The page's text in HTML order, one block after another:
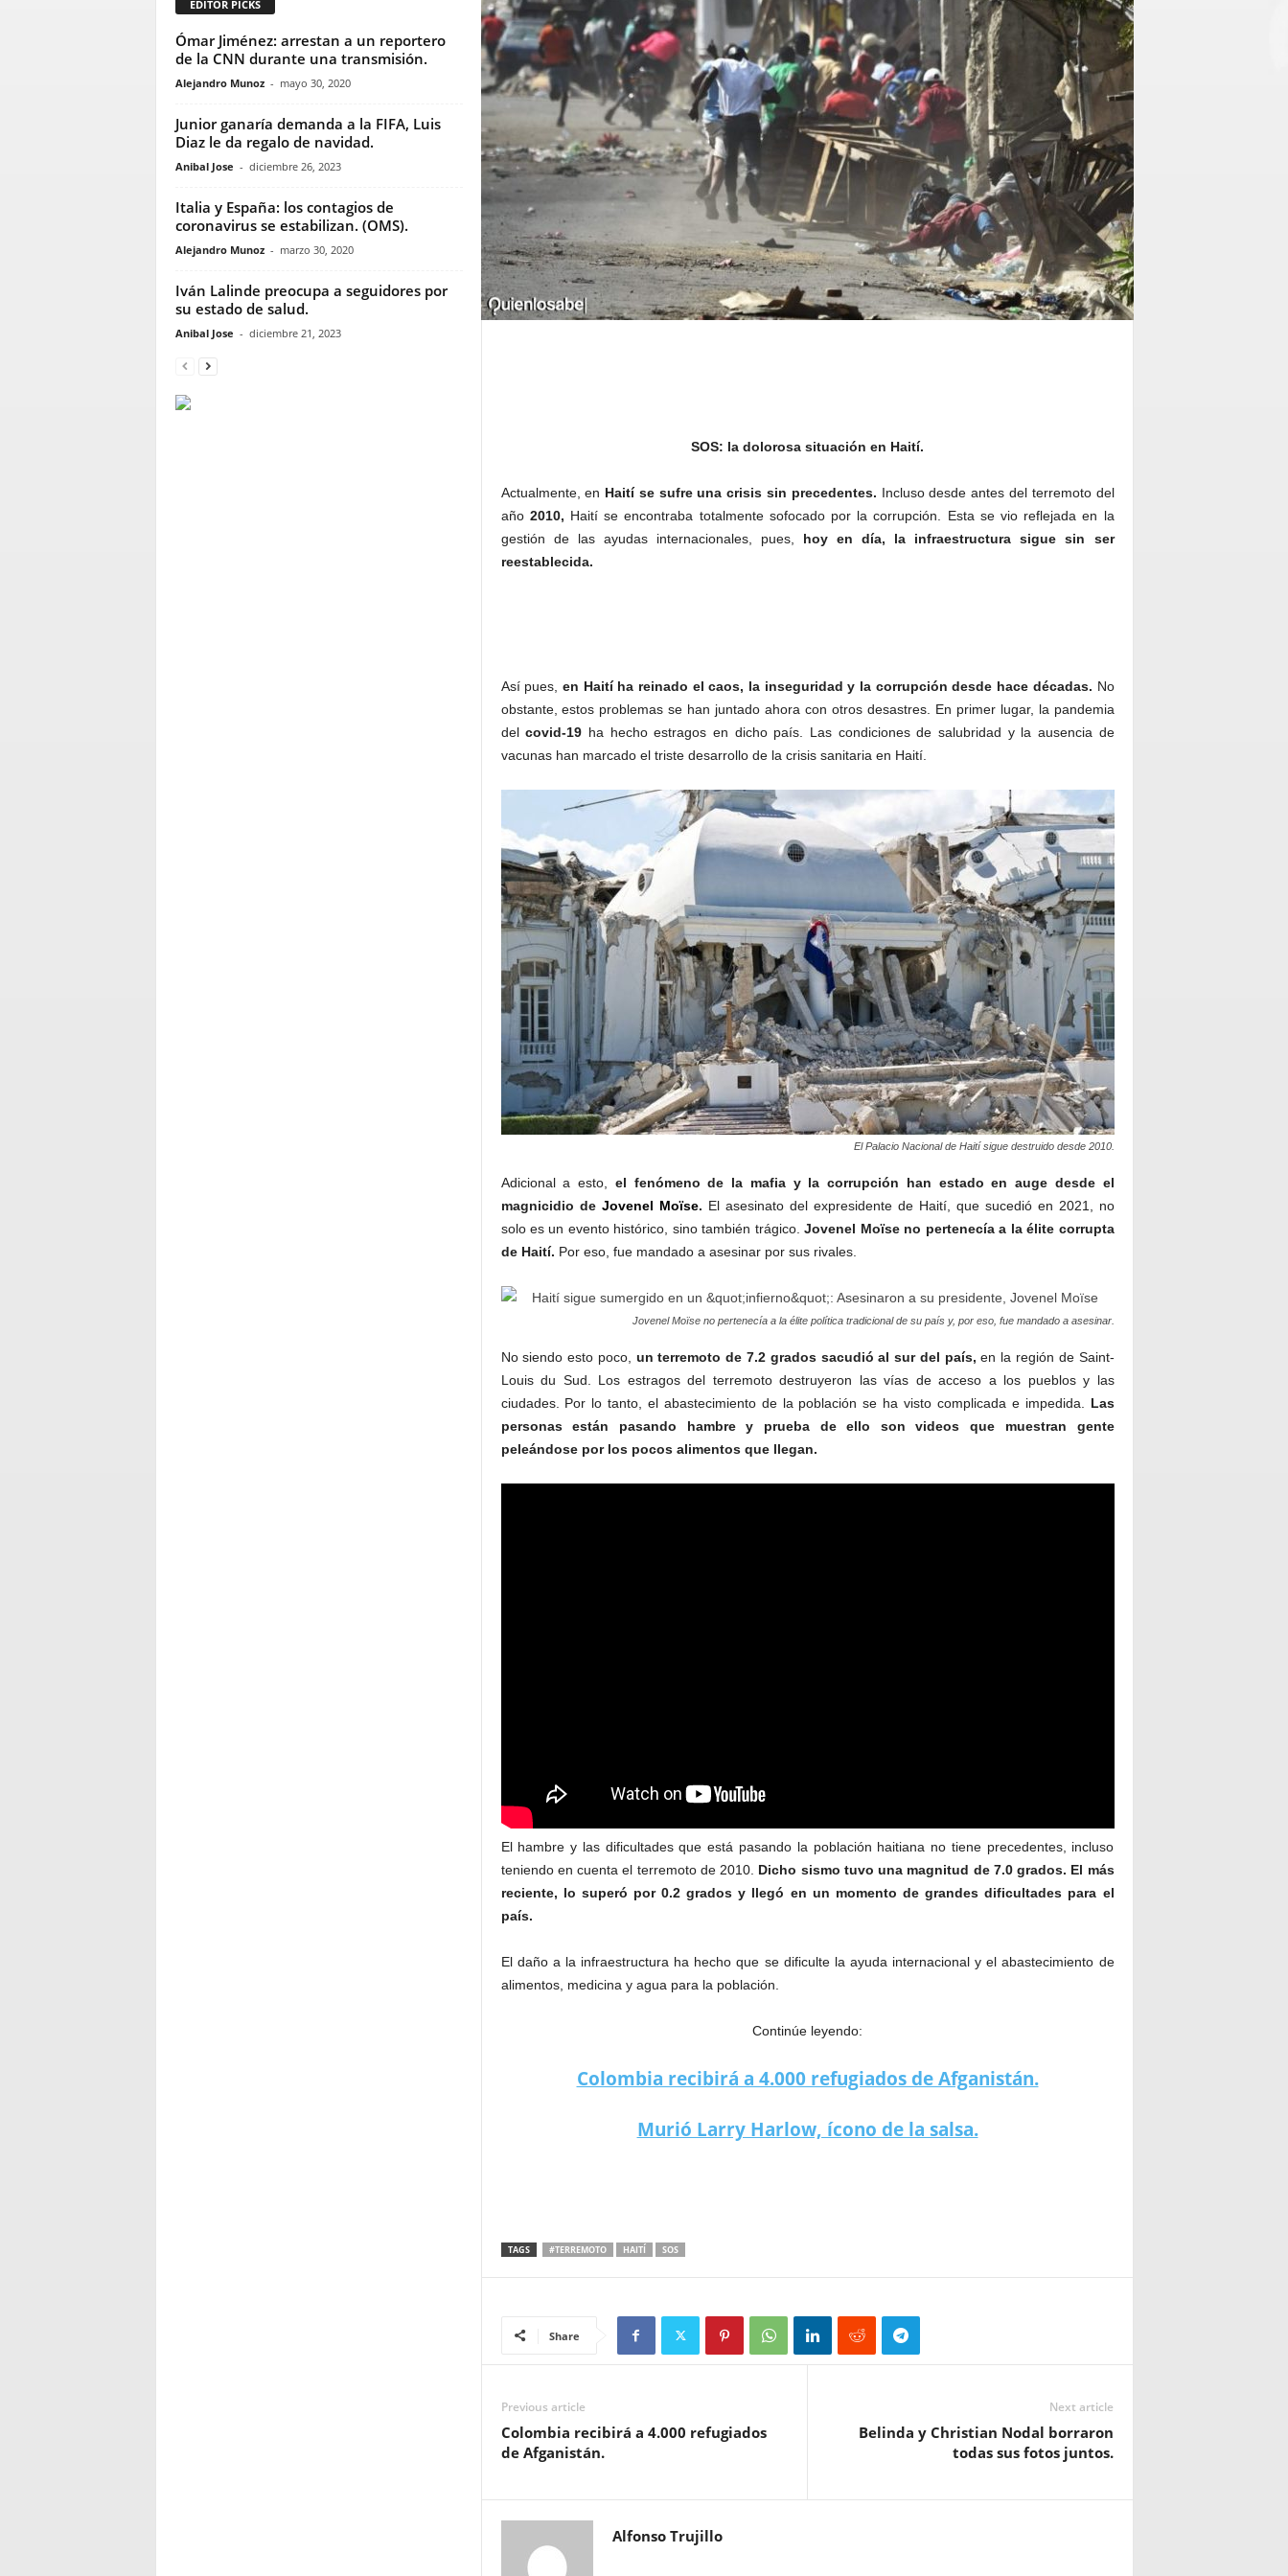
SOS: la dolorosa situación en Haití.
Actualmente, en Haití se sufre una crisis sin precedentes. Incluso desde antes del terremoto del
año 2010, Haití se encontraba totalmente sofocado por la corrupción. Esta se vio reflejada en la
gestión de las ayudas internacionales, pues,
hoy en día,
la infraestructura sigue sin ser
reestablecida.
Así pues, en Haití ha reinado el caos, la inseguridad y la corrupción desde hace décadas. No
obstante, estos problemas se han juntado ahora con otros desastres. En primer lugar, la pandemia
delcovid-19 ha hecho estragos en dicho país. Las condiciones de salubridad y la ausencia de
vacunas han marcado el triste desarrollo de la crisis sanitaria en Haití.
El Palacio Nacional de Haití sigue destruido desde 2010.
Adicional a esto, el fenómeno de la mafia y la corrupción han estado en auge desde el
magnicidio de Jovenel Moïse. El asesinato del expresidente de Haití, que sucedió en 2021, no
solo es un evento histórico, sino también trágico.Jovenel Moïse no pertenecía a la élite corrupta
de Haití. Por eso, fue mandado a asesinar por sus rivales.
Jovenel Moïse no pertenecía a la élite política tradicional de su país y, por eso, fue mandado a asesinar.
No siendo esto poco, un terremoto de 7.2 grados sacudió al sur del país, en la región de Saint-
Louis du Sud. Los estragos del terremoto destruyeron las vías de acceso a los pueblos y las
ciudades. Por lo tanto, el abastecimiento de la población se ha visto complicada e impedida.
Las
personas están pasando hambre y prueba de ello son videos que muestran gente
peleándose por los pocos alimentos que llegan.
El hambre y las dificultades que está pasando la población haitiana no tiene precedentes, incluso
teniendo en cuenta el terremoto de 2010. Dicho sismo tuvo una magnitud de 7.0 grados. El más
reciente, lo superó por 0.2 grados y llegó en un momento de grandes dificultades para el
país.
El daño a la infraestructura ha hecho que se dificulte la ayuda internacional y el abastecimiento de
alimentos, medicina y agua para la población.
Continúe leyendo:
Colombia recibirá a 4.000 refugiados de Afganistán.
Murió Larry Harlow, ícono de la salsa.
TAGS #TERREMOTO HAITÍ SOS
Share
Previous article
Colombia recibirá a 4.000 refugiados
de Afganistán.
Next article
Belinda y Christian Nodal borraron
todas sus fotos juntos.
Alfonso Trujillo
EDITOR PICKS
Ómar Jiménez: arrestan a un reportero
de la CNN durante una transmisión.
Alejandro Munoz - mayo 30, 2020
Junior ganaría demanda a la FIFA, Luis
Diaz le da regalo de navidad.
Anibal Jose - diciembre 26, 2023
Italia y España: los contagios de
coronavirus se estabilizan. (OMS).
Alejandro Munoz - marzo 30, 2020
Iván Lalinde preocupa a seguidores por
su estado de salud.
Anibal Jose - diciembre 21, 2023